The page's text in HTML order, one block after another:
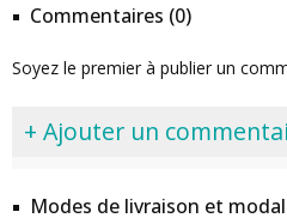
Commentaires (0)
Soyez le premier à publier un
+ Ajouter un
Modes de livraison et